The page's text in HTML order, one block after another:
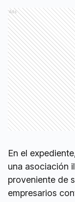
Ads
En el
una asociación
proveniente de
empresarios